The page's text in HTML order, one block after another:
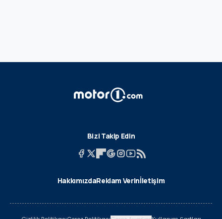
Bizi Takip Edin
HakkımızdaReklam Verinİletişim